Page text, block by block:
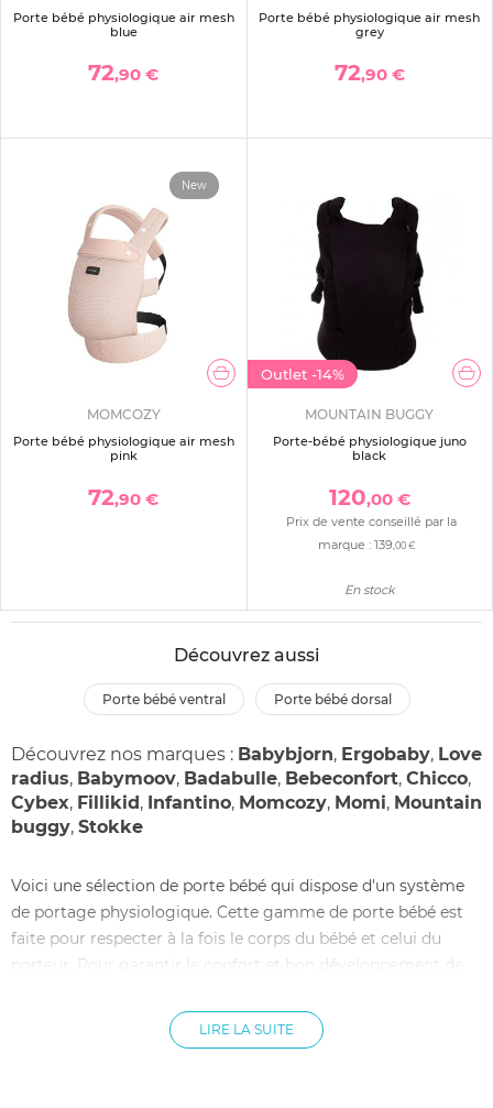
Porte bébé physiologique air mesh
blue
72,90 €
Porte bébé physiologique air mesh
grey
72,90 €
New
MOMCOZY
Porte bébé physiologique air mesh
pink
72,90 €
Outlet -14%
MOUNTAIN BUGGY
Porte-bébé physiologique juno
black
120,00 €
Prix de vente conseillé par la
marque :139,00 €
En stock
Découvrez aussi
porte bébé ventral porte bébé dorsal
Découvrez nos marques : Babybjorn, Ergobaby, Love
radius, Babymoov, Badabulle, Bebeconfort, Chicco,
Cybex, Fillikid, Infantino, Momcozy, Momi, Mountain
buggy, Stokke
Voici une sélection de porte bébé qui dispose d'un système
de portage physiologique. Cette gamme de porte bébé est
faite pour respecter à la fois le corps du bébé et celui du
porteur. Pour garantir le confort et bon développement de
physiologiques sont conçus pour bien répartir le poids du
bébé sur sa structure osseuse. Pour un bon soutien de la
LIRE LA SUITE